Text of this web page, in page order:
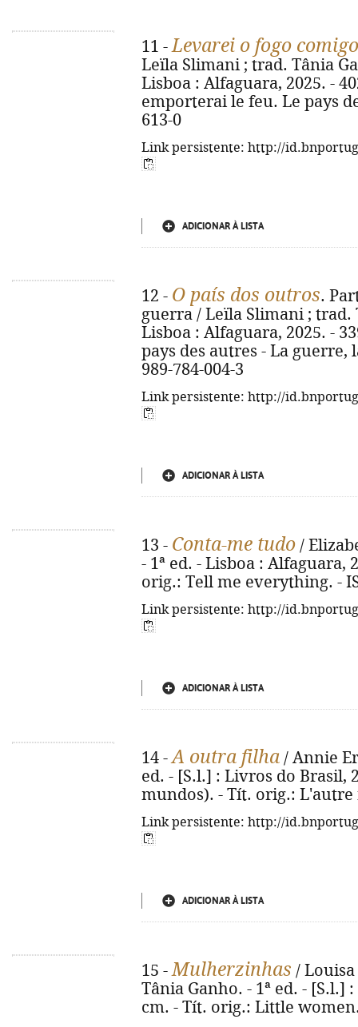
11 -Levarei o fogo comigo
Leïla Slimani ; trad. Tânia
Lisboa : Alfaguara, 2025. -
emporterai le feu. Le pays
613-0
Link persistente: http://
ADICIONAR À LISTA
12 - O país dos outros.
guerra / Leïla Slimani ; trad.
Lisboa : Alfaguara, 2025. -
pays des autres - La guerre,
989-784-004-3
Link persistente: http://
ADICIONAR À LISTA
13 - Conta-me tudo /
- 1ª ed. - Lisboa : Alfaguara,
orig.: Tell me everything. -
Link persistente: http://
ADICIONAR À LISTA
14 -A outra filha / Annie
ed. - [S.l.] : Livros do Brasil,
mundos). - Tít. orig.: L'autre
Link persistente: http://
ADICIONAR À LISTA
15 -Mulherzinhas /
Tânia Ganho. - 1ª ed. - [S.l.]
cm. - Tít. orig.: Little women.